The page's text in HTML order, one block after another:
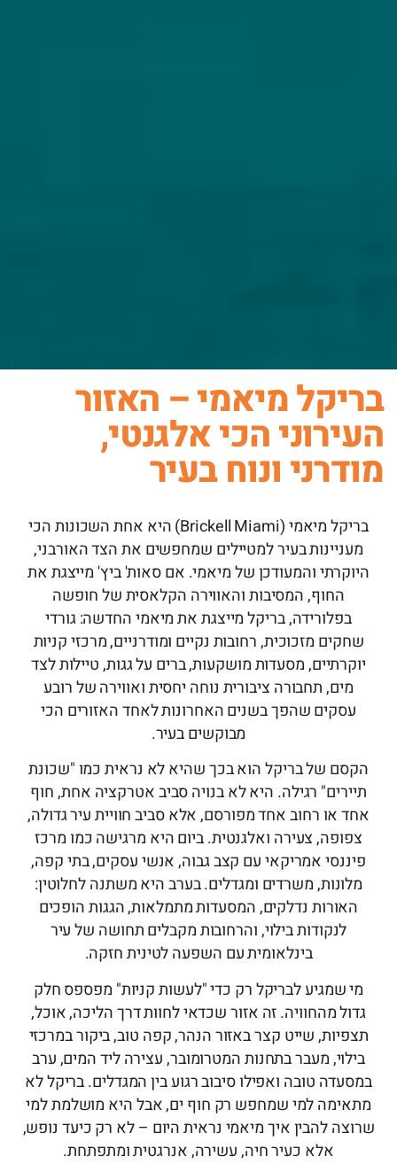
בריקל מיאמי – האזור
העירוני הכי אלגנטי,
מודרני ונוח בעיר
בריקל מיאמי (Brickell Miami) היא אחת השכונות הכי
מעניינות בעיר למטיילים שמחפשים את הצד האורבני,
היוקרתי והמעודכן של מיאמי. אם סאות' ביץ' מייצגת את
החוף, המסיבות והאווירה הקלאסית של חופשה
בפלורידה, בריקל מייצגת את מיאמי החדשה: גורדי
שחקים מזכוכית, רחובות נקיים ומודרניים, מרכזי קניות
יוקרתיים, מסעדות מושקעות, ברים על גגות, טיילות לצד
מים, תחבורה ציבורית נוחה יחסית ואווירה של רובע
עסקים שהפך בשנים האחרונות לאחד האזורים הכי
מבוקשים בעיר.
הקסם של בריקל הוא בכך שהיא לא נראית כמו "שכונת
תיירים" רגילה. היא לא בנויה סביב אטרקציה אחת, חוף
אחד או רחוב אחד מפורסם, אלא סביב חוויית עיר גדולה,
צפופה, צעירה ואלגנטית. ביום היא מרגישה כמו מרכז
פיננסי אמריקאי עם קצב גבוה, אנשי עסקים, בתי קפה,
מלונות, משרדים ומגדלים. בערב היא משתנה לחלוטין:
האורות נדלקים, המסעדות מתמלאות, הגגות הופכים
לנקודות בילוי, והרחובות מקבלים תחושה של עיר
בינלאומית עם השפעה לטינית חזקה.
מי שמגיע לבריקל רק כדי "לעשות קניות" מפספס חלק
גדול מהחוויה. זה אזור שכדאי לחוות דרך הליכה, אוכל,
תצפיות, שייט קצר באזור הנהר, קפה טוב, ביקור במרכזי
בילוי, מעבר בתחנות המטרומובר, עצירה ליד המים, ערב
במסעדה טובה ואפילו סיבוב רגוע בין המגדלים. בריקל לא
מתאימה למי שמחפש רק חוף ים, אבל היא מושלמת למי
שרוצה להבין איך מיאמי נראית היום – לא רק כיעד נופש,
אלא כעיר חיה, עשירה, אנרגטית ומתפתחת.